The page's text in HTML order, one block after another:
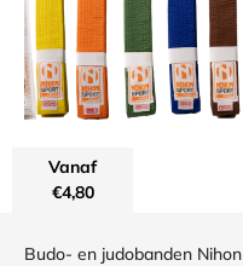
Vanaf
€4,80
Budo- en judobanden Nihon